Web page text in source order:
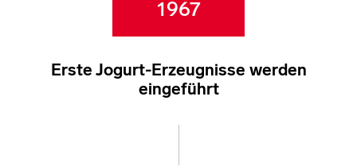
1967
Erste Jogurt-Erzeugnisse werden
eingeführt